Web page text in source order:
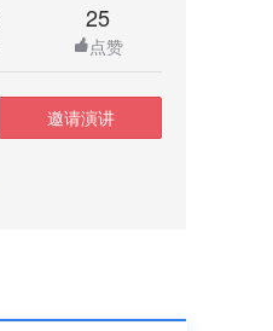
25
点赞
邀请演讲